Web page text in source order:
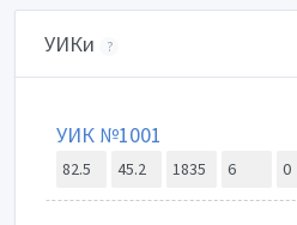
УИКи ?
УИК №1001
82.5 45.2 1835 6 0